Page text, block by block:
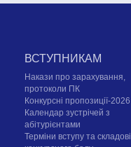
ВСТУПНИКАМ
Накази про зарахування,
протоколи ПК
Конкурсні пропозиції-2026
Календар зустрічей з
абітурієнтами
Терміни вступу та складові